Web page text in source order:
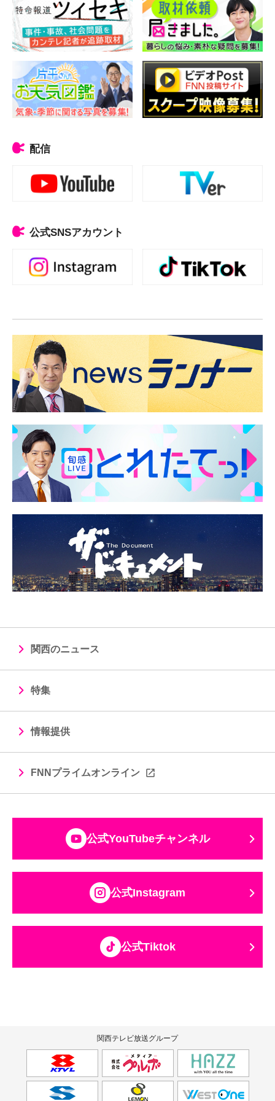
配信
公式SNSアカウント
関西のニュース
特集
情報提供
FNNプライムオンライン
公式YouTubeチャンネル
公式Instagram
公式Tiktok
関西テレビ放送グループ